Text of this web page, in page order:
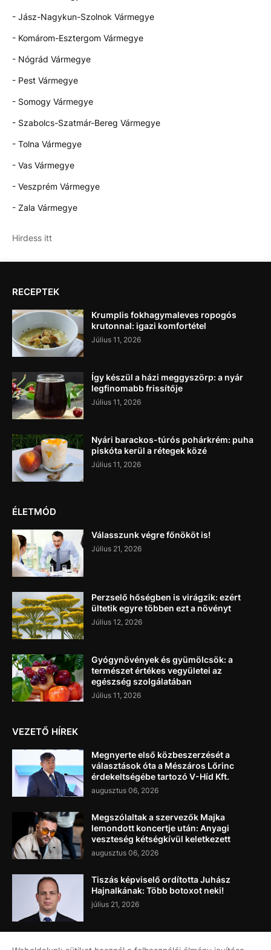
- Jász-Nagykun-Szolnok Vármegye
- Komárom-Esztergom Vármegye
- Nógrád Vármegye
- Pest Vármegye
- Somogy Vármegye
- Szabolcs-Szatmár-Bereg Vármegye
- Tolna Vármegye
- Vas Vármegye
- Veszprém Vármegye
- Zala Vármegye
Hirdess itt
RECEPTEK
Krumplis fokhagymaleves ropogós
krutonnal: igazi komfortétel
Július 11, 2026
Így készül a házi meggyszörp: a nyár
legfinomabb frissítője
Július 11, 2026
Nyári barackos-túrós pohárkrém: puha
piskóta kerül a rétegek közé
Július 11, 2026
ÉLETMÓD
Válasszunk végre főnököt is!
Július 21, 2026
Perzselő hőségben is virágzik: ezért
ültetik egyre többen ezt a növényt
Július 12, 2026
Gyógynövények és gyümölcsök: a
természet értékes vegyületei az
egészség szolgálatában
Július 11, 2026
VEZETŐ HÍREK
Megnyerte első közbeszerzését a
választások óta a Mészáros Lőrinc
érdekeltségébe tartozó V-Híd Kft.
augusztus 06, 2026
Megszólaltak a szervezők Majka
lemondott koncertje után: Anyagi
veszteség kétségkívül keletkezett
augusztus 06, 2026
Tiszás képviselő ordította Juhász
Hajnalkának: Több botoxot neki!
július 21, 2026